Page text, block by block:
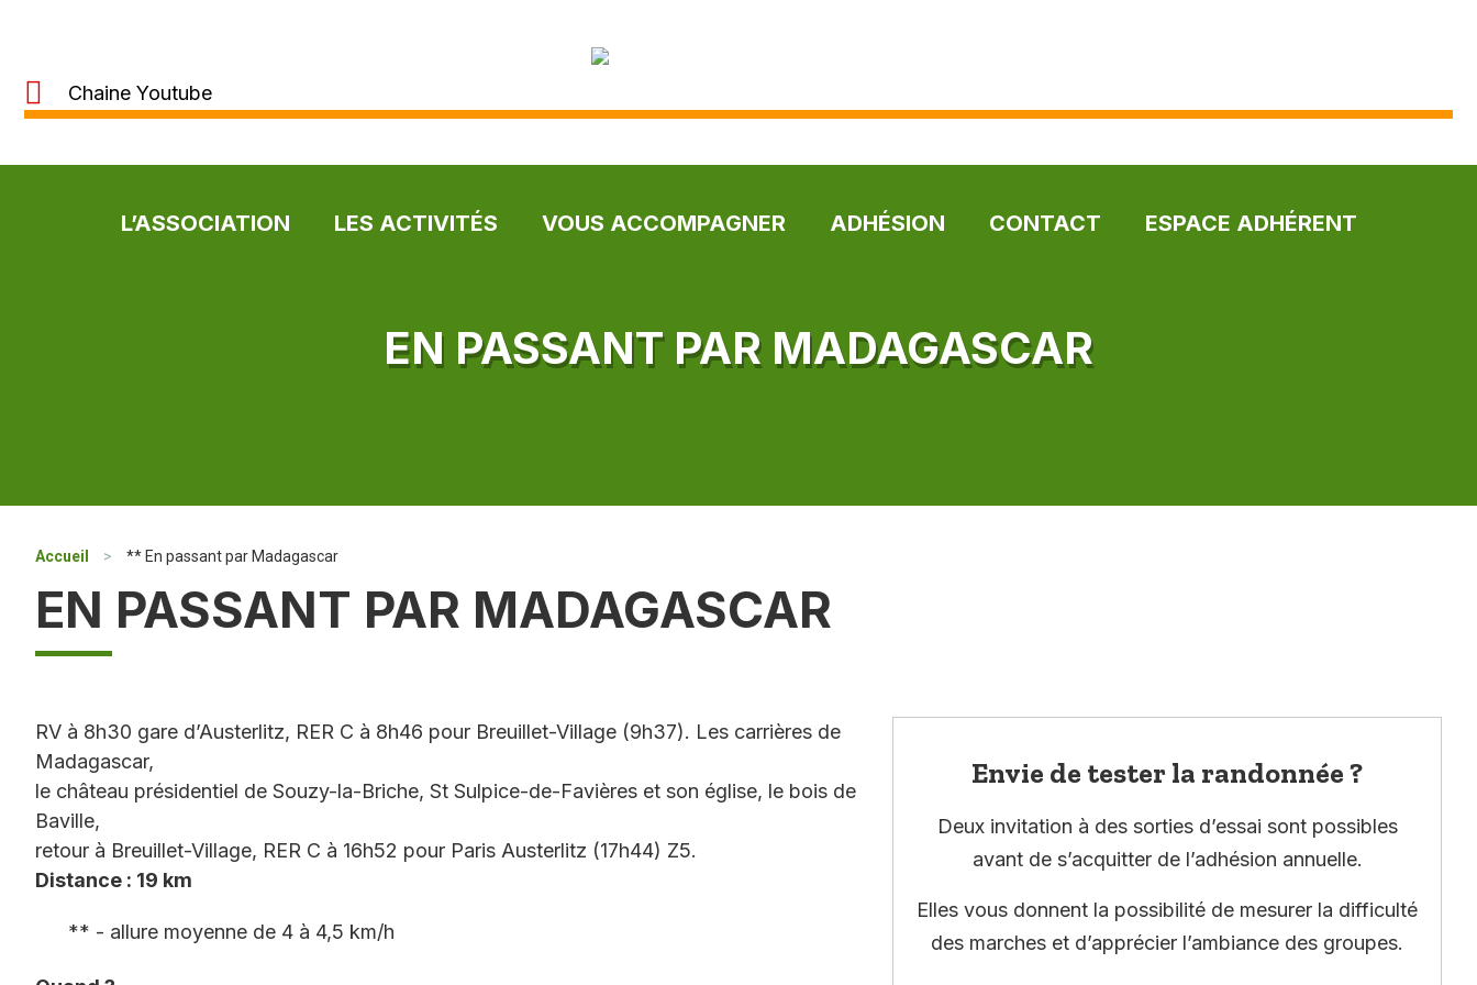
Chaine Youtube
L’ASSOCIATION LES ACTIVITÉS VOUS ACCOMPAGNER ADHÉSION CONTACT ESPACE ADHÉRENT
EN PASSANT PAR MADAGASCAR
Accueil > ** En passant par Madagascar
EN PASSANT PAR MADAGASCAR
RV à 8h30 gare d’Austerlitz, RER C à 8h46 pour Breuillet-Village (9h37). Les carrières de
Madagascar,
le château présidentiel de Souzy-la-Briche, St Sulpice-de-Favières et son église, le bois de
Baville,
retour à Breuillet-Village, RER C à 16h52 pour Paris Austerlitz (17h44) Z5.
Distance : 19 km
** - allure moyenne de 4 à 4,5 km/h
Envie de tester la randonnée ?
Deux invitation à des sorties d’essai sont possibles
avant de s’acquitter de l’adhésion annuelle.
Elles vous donnent la possibilité de mesurer la difficulté
des marches et d’apprécier l’ambiance des groupes.